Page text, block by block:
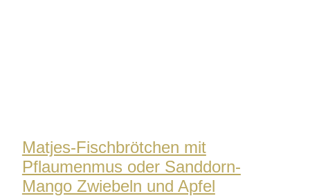
Matjes-Fischbrötchen mit
Pflaumenmus oder Sanddorn-
Mango Zwiebeln und Apfel